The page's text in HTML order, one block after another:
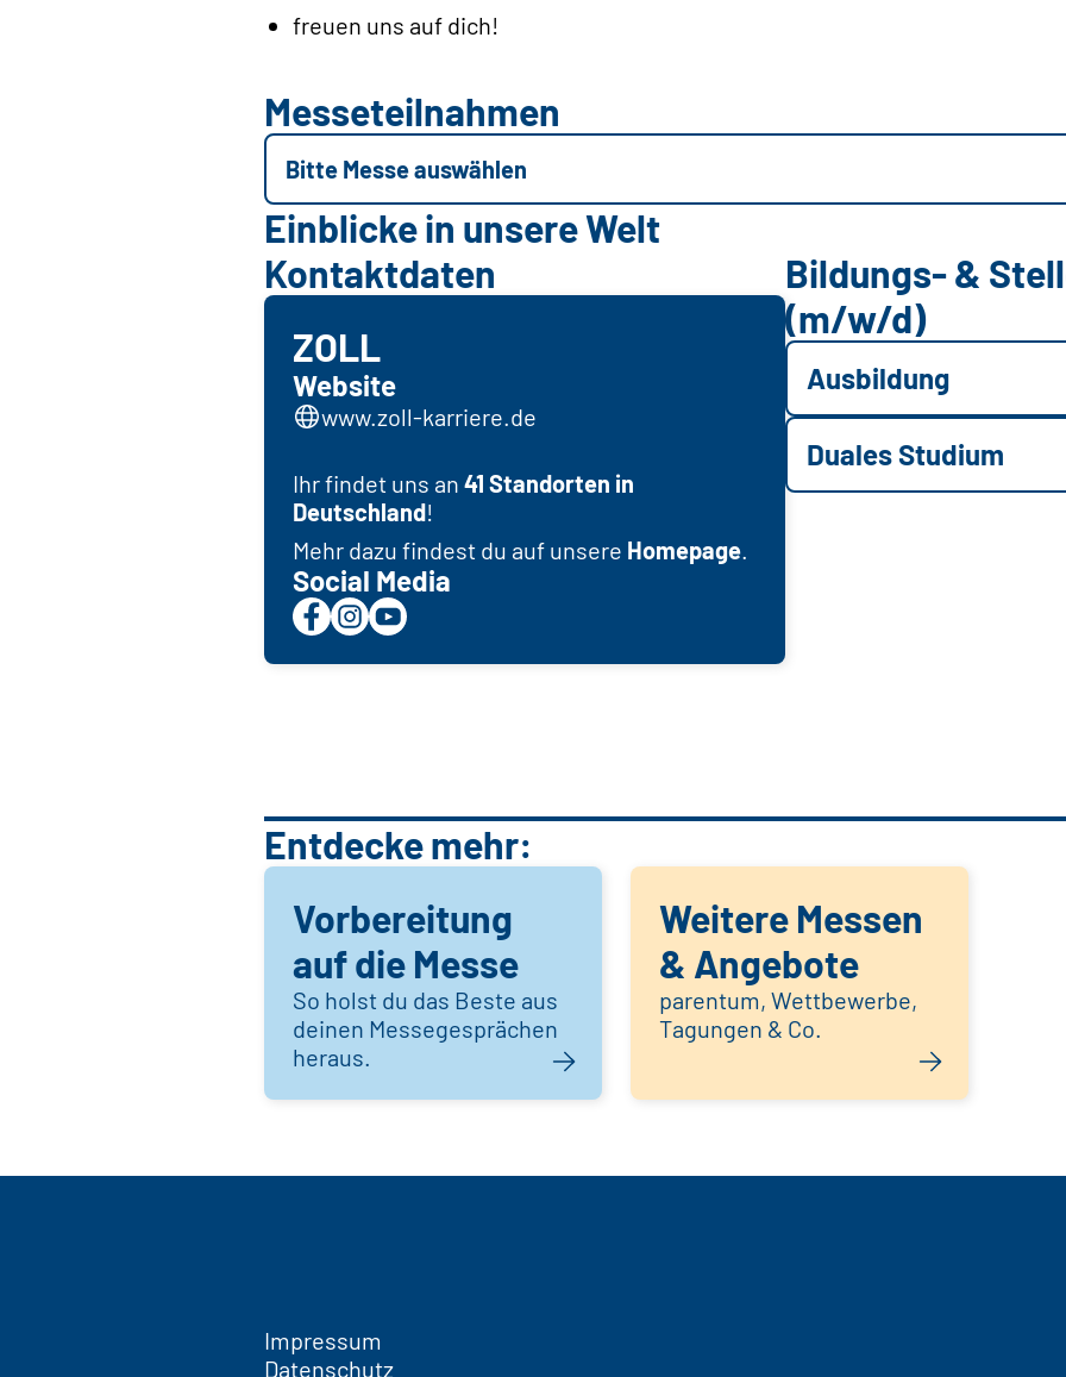
freuen uns auf dich!
Messeteilnahmen
Bitte Messe auswählen
Einblicke in unsere Welt
Kontaktdaten
ZOLL
Website
www.zoll-karriere.de
Ihr findet uns an 41 Standorten in
Deutschland!
Mehr dazu findest du auf unsere Homepage.
Social Media
Bildungs- &
(m/w/d)
Ausbildung
Duales Studium
Entdecke mehr:
Vorbereitung
auf die Messe
So holst du das Beste aus
deinen Messegesprächen
heraus.
Weitere Messen
& Angebote
parentum, Wettbewerbe,
Tagungen & Co.
Impressum
Datenschutz